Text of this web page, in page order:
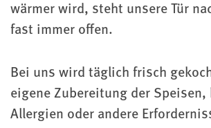
wärmer wird, steht unsere Tür
fast immer offen.
Bei uns wird täglich frisch
eigene Zubereitung der
Allergien oder andere